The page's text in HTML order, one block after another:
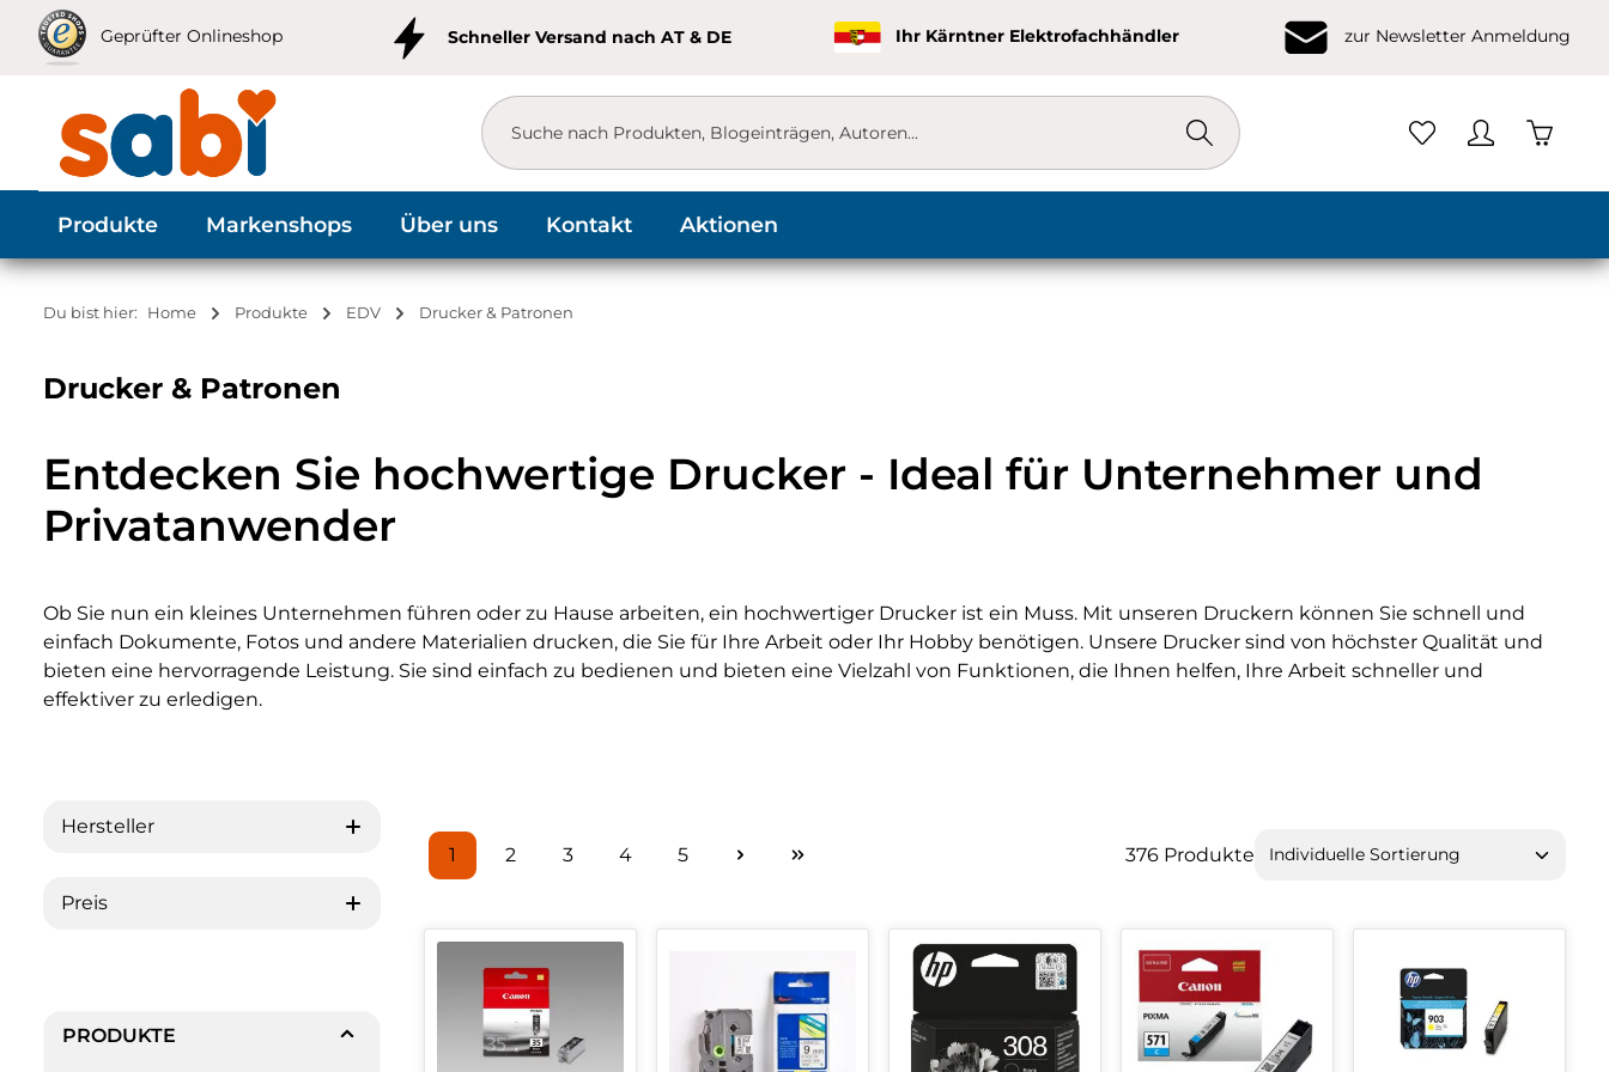
Hauptinhalt springen
Zur Suche springen
Zur Hauptnavigation springen
Geprüfter Onlineshop Schneller Versand nach AT & DE Ihr Kärntner Elektrofachhändler zur Newsletter Anmeldung
Produkte Markenshops Über uns Kontakt Aktionen
Du bist hier: Home Produkte EDV Drucker & Patronen
Drucker & Patronen
Entdecken Sie hochwertige Drucker - Ideal für Unternehmer und
Privatanwender
Ob Sie nun ein kleines Unternehmen führen oder zu Hause arbeiten, ein hochwertiger Drucker ist ein Muss. Mit unseren Druckern können Sie schnell und
einfach Dokumente, Fotos und andere Materialien drucken, die Sie für Ihre Arbeit oder Ihr Hobby benötigen. Unsere Drucker sind von höchster Qualität und
bieten eine hervorragende Leistung. Sie sind einfach zu bedienen und bieten eine Vielzahl von Funktionen, die Ihnen helfen, Ihre Arbeit schneller und
effektiver zu erledigen.
Hersteller
Preis
PRODUKTE
Seite
1
Seite
2
Seite
3
Seite
4
Seite
5 376 Produkte